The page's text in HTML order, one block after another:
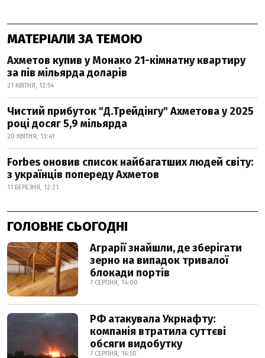
МАТЕРІАЛИ ЗА ТЕМОЮ
Ахметов купив у Монако 21-кімнатну квартиру
за пів мільярда доларів
21 КВІТНЯ, 12:54
Чистий прибуток "Д.Трейдінгу" Ахметова у 2025
році досяг 5,9 мільярда
20 КВІТНЯ, 13:41
Forbes оновив список найбагатших людей світу:
з українців попереду Ахметов
11 БЕРЕЗНЯ, 12:21
ГОЛОВНЕ СЬОГОДНІ
Аграрії знайшли, де зберігати
зерно на випадок тривалої
блокади портів
7 СЕРПНЯ, 14:00
РФ атакувала Укрнафту:
компанія втратила суттєві
обсяги видобутку
7 СЕРПНЯ, 16:50